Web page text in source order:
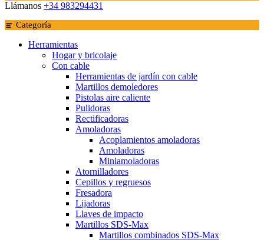
Llámanos +34 983294431
Categoría
Herramientas
Hogar y bricolaje
Con cable
Herramientas de jardín con cable
Martillos demoledores
Pistolas aire caliente
Pulidoras
Rectificadoras
Amoladoras
Acoplamientos amoladoras
Amoladoras
Miniamoladoras
Atornilladores
Cepillos y regruesos
Fresadora
Lijadoras
Llaves de impacto
Martillos SDS-Max
Martillos combinados SDS-Max